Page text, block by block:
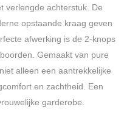
verlengde achterstuk. De
opstaande kraag geven
afwerking is de 2-knops
Gemaakt van pure
alleen een aantrekkelijke
en zachtheid. Een
garderobe.